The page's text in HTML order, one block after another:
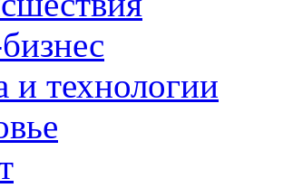
и технологии